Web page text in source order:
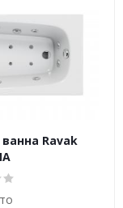
Ravak